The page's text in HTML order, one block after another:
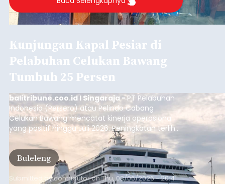
Kunjungan Kapal Pesiar di
Pelabuhan Celukan Bawang
Tumbuh 25 Persen
balitribune.coo.id I Singaraja -PT Pelabuhan
Indonesia (Persero) atau Pelindo Cabang
Celukan Bawang mencatat kinerja operasional
yang positif hingga Juli 2026. Peningkatan terlihat
dari arus kapal yang mencapai 1,48 juta Gross
Tonnage (GT), atau tumbuh 12,4 persen
dibandingkan periode yang sama tahun lalu
yang tercatat sebesar 1,32 juta GT.
Buleleng
Submitted bycontributoronThu, 08/06/2026 - 20:41